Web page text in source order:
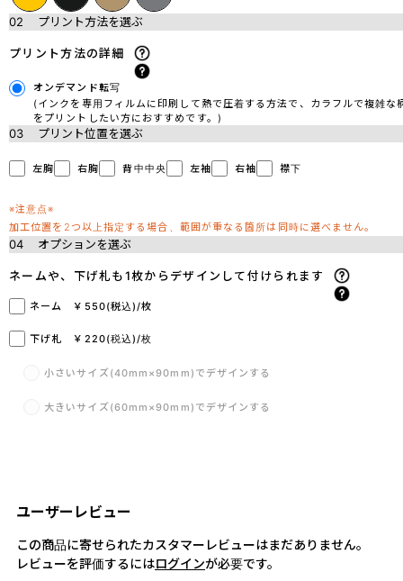
02 プリント方法を選ぶ
プリント方法の詳細
オンデマンド転写
(インクを専用フィルムに印刷して熱で圧着する方法で、カラフルで複雑な
をプリントしたい方におすすめです。)
03 プリント位置を選ぶ
左胸 右胸 背中中央 左袖 右袖 襟下
※注意点※
加工位置を2つ以上指定する場合、範囲が重なる箇所は同時に選べません。
04 オプションを選ぶ
ネームや、下げ札も1枚からデザインして付けられます
ネーム ￥550(税込)/枚
下げ札 ￥220(税込)/枚
小さいサイズ(40mm×90mm)でデザインする
大きいサイズ(60mm×90mm)でデザインする
ユーザーレビュー
この商品に寄せられたカスタマーレビューはまだありません。
レビューを評価するにはログインが必要です。